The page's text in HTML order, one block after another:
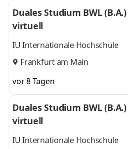
Duales Studium BWL
virtuell
IU Internationale Hochschule
Frankfurt am Main
vor 8 Tagen
Duales Studium BWL
virtuell
IU Internationale Hochschule